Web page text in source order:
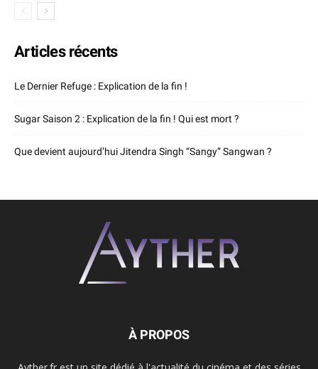
Articles récents
Le Dernier Refuge : Explication de la fin !
Sugar Saison 2 : Explication de la fin ! Qui est mort ?
Que devient aujourd’hui Jitendra Singh “Sangy” Sangwan ?
À PROPOS